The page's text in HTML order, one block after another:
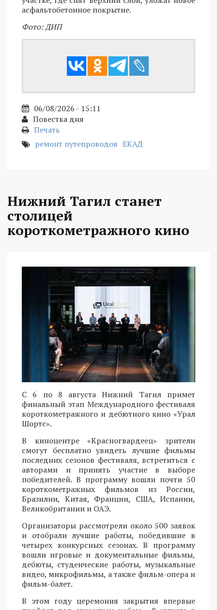
асфальтобетонное покрытие.
Фото: ДИП
06/08/2026 - 15:11
Повестка дня
Печать
ремонт путепроводов ЕКАД
Нижний Тагил станет
столицей
короткометражного кино
С 6 по 8 августа Нижний Тагил примет
финальный этап Международного фестиваля
короткометражного и дебютного кино «Урал
Шортс».
В киноцентре «Красногвардеец» зрители
смогут бесплатно увидеть лучшие фильмы
последних сезонов фестиваля, встретиться с
авторами и принять участие в выборе
победителей. В программу вошли почти 50
короткометражных фильмов из России,
Бразилии, Китая, Франции, США, Испании,
Великобритании и ОАЭ.
Организаторы рассмотрели около 500 заявок
и отобрали лучшие работы, победившие в
четырех конкурсных сезонах. В программу
вошли игровые и документальные фильмы,
дебюты, студенческие работы, музыкальные
видео, микрофильмы, а также фильм-опера и
фильм-балет.
В этом году церемония закрытия впервые